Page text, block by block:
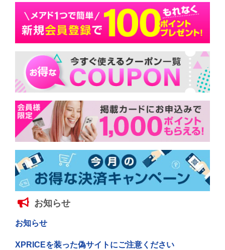
お知らせ
お知らせ
XPRICEを装った偽サイトにご注意ください